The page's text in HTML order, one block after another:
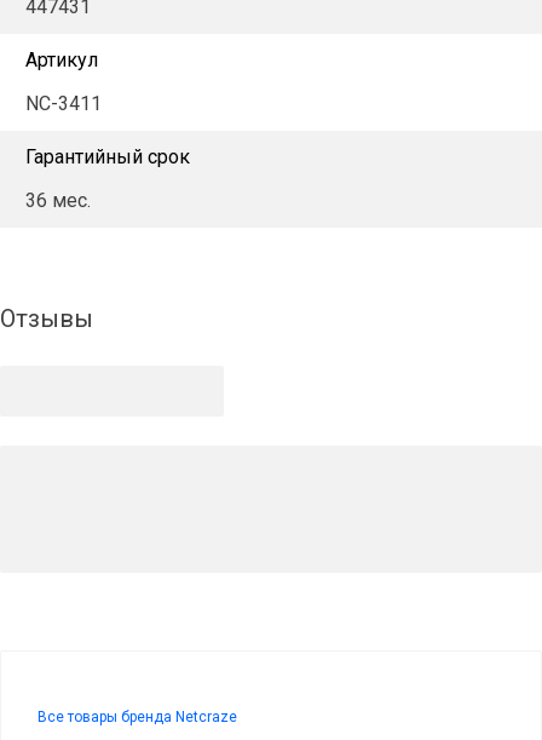
447431
Артикул
NC-3411
Гарантийный срок
36 мес.
Отзывы
Все товары бренда Netcraze